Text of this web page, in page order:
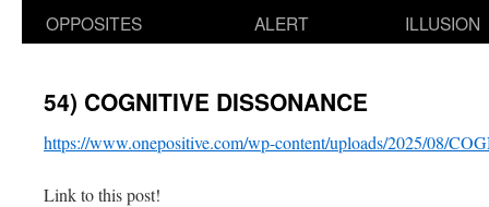
OPPOSITES
ALERT
ILLUSION
54) COGNITIVE DISSONANCE
https://www.onepositive.com/wp-content/uploads/2025/08/
Link to this post!